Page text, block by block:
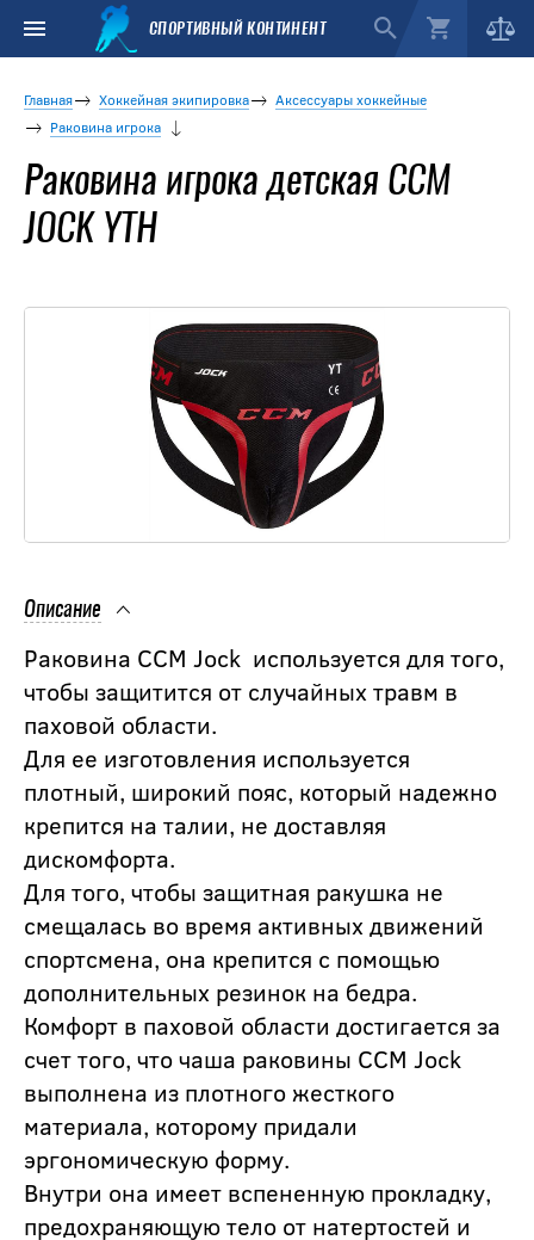
СПОРТИВНЫЙ КОНТИНЕНТ
Главная Хоккейная экипировка
Аксессуары хоккейные
Раковина игрока
Раковина игрока детская CCM
JOCK YTH
Описание
Раковина CCM Jock используется для того,
чтобы защитится от случайных травм в
паховой области.
Для ее изготовления используется
плотный, широкий пояс, который надежно
крепится на талии, не доставляя
дискомфорта.
Для того, чтобы защитная ракушка не
смещалась во время активных движений
спортсмена, она крепится с помощью
дополнительных резинок на бедра.
Комфорт в паховой области достигается за
счет того, что чаша раковины CCM Jock
выполнена из плотного жесткого
материала, которому придали
эргономическую форму.
Внутри она имеет вспененную прокладку,
предохраняющую тело от натертостей и